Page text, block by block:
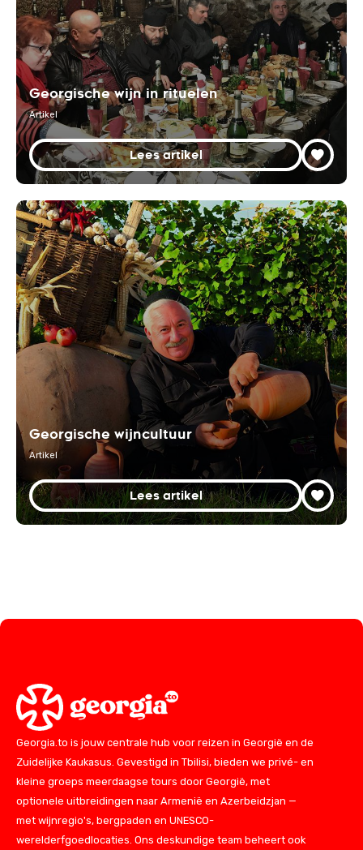
Georgische wijn in rituelen
Artikel
Lees artikel
Georgische wijncultuur
Artikel
Lees artikel
Georgia.to is jouw centrale hub voor reizen in Georgië en de
Zuidelijke Kaukasus. Gevestigd in Tbilisi, bieden we privé- en
kleine groeps meerdaagse tours door Georgië, met
optionele uitbreidingen naar Armenië en Azerbeidzjan —
met wijnregio's, bergpaden en UNESCO-
werelderfgoedlocaties. Ons deskundige team beheert ook